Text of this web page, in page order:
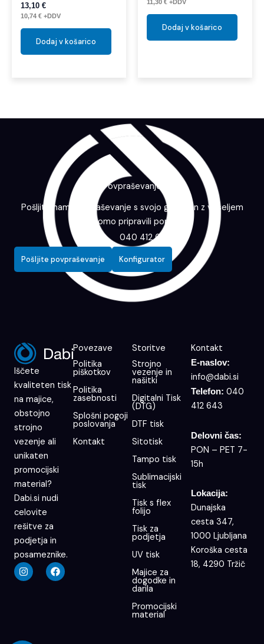
13,10 €
10,74 € +DDV
Dodaj v košarico
11,30 € +DDV
Dodaj v košarico
Povpraševanje
Pošljite nam povpraševanje s svojo grafiko in z veseljem
vam bomo pripravili ponudbo.
040 412 643
Pošljite povpraševanje Konfigurator
Iščete
kvaliteten tisk
na majice,
obstojno
strojno
vezenje ali
unikaten
promocijski
material?
Dabi.si nudi
celovite
rešitve za
podjetja in
posameznike.
I
n
s
F
a
c
Povezave
Politika
piškotkov
Politika
zasebnosti
Splošni pogoji
poslovanja
Kontakt
Storitve
Strojno
vezenje in
našitki
Digitalni Tisk
(DTG)
DTF tisk
Sitotisk
Tampo tisk
Sublimacijski
tisk
Tisk s flex
folijo
Tisk za
podjetja
UV tisk
Majice za
dogodke in
darila
Promocijski
material
Kontakt
E-naslov:
info@dabi.si
Telefon: 040
412 643
Delovni čas:
PON – PET 7-
15h
Lokacija:
Dunajska
cesta 347,
1000 Ljubljana
Koroška cesta
18, 4290 Tržič